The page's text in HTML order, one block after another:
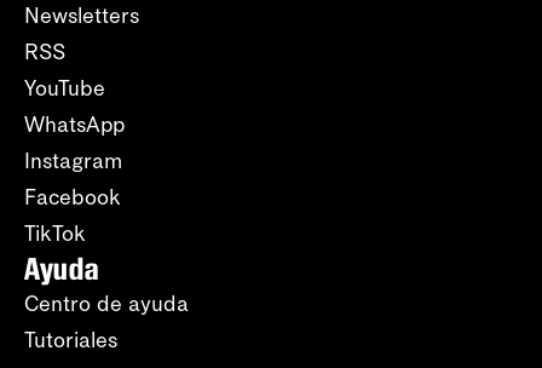
Newsletters
RSS
YouTube
WhatsApp
Instagram
Facebook
TikTok
Ayuda
Centro de ayuda
Tutoriales